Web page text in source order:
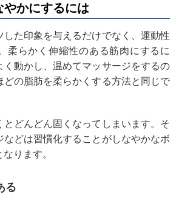
やかにするには
した印象を与えるだけでなく、運動性
柔らかく伸縮性のある筋肉にするに
く動かし、温めてマッサージをするの
どの脂肪を柔らかくする方法と同じで
とどんどん固くなってしまいます。そ
などは習慣化することがしなやかなボ
ります。
る